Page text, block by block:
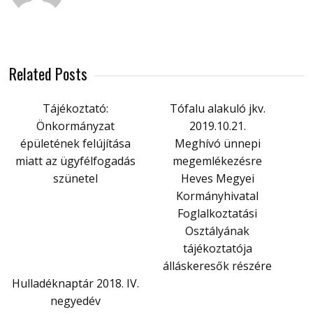
Related Posts
Tájékoztató:
Önkormányzat
épületének felújítása
miatt az ügyfélfogadás
szünetel
Tófalu alakuló jkv.
2019.10.21.
Meghívó ünnepi
megemlékezésre
Heves Megyei
Kormányhivatal
Foglalkoztatási
Osztályának
tájékoztatója
álláskeresők részére
Hulladéknaptár 2018. IV.
negyedév